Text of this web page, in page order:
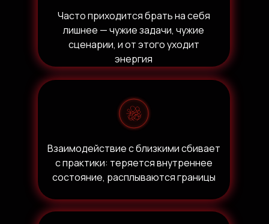
Взаимодействие с близкими сбивает
с практики: теряется внутреннее
состояние, расплываются границы
Часто приходится брать на себя
лишнее — чужие задачи, чужие
сценарии, и от этого уходит
энергия